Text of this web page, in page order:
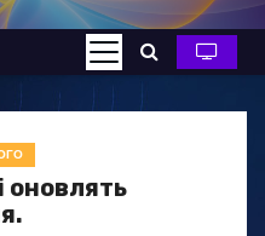
оновлять